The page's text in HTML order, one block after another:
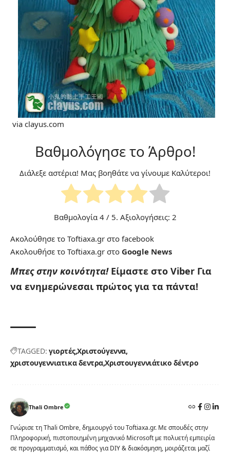
via clayus.com
Βαθμολόγησε το Άρθρο!
Διάλεξε αστέρια! Μας βοηθάτε να γίνουμε Καλύτεροι!
Βαθμολογία 4/ 5. Αξιολογήσεις: 2
Ακολούθησε το Toftiaxa.gr στο facebook
Ακολουθήσε το Toftiaxa.gr στο Google News
Μπες στην κοινότητα! Είμαστε στο Viber Για
να ενημερώνεσαι πρώτος για τα πάντα!
TAGGED: γιορτέςΧριστούγεννα
χριστουγεννιατικα δεντραΧριστουγεννιάτικο δέντρο
Thali Ombre
Γνώρισε τη Thali Ombre, δημιουργό του Toftiaxa.gr. Με σπουδές στην
Πληροφορική, πιστοποιημένη μηχανικό Microsoft με πολυετή εμπειρία
σε προγραμματισμό, και πάθος για DIY & διακόσμηση, μοιράζεται μαζί